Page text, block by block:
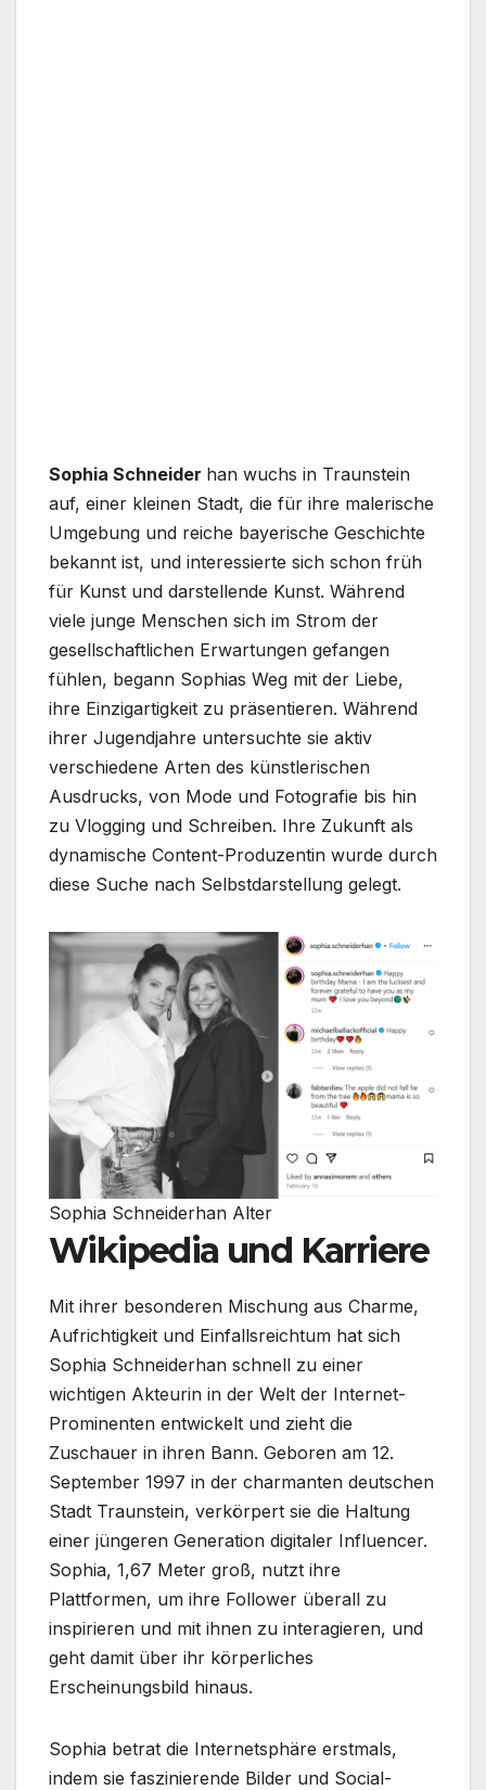
Sophia Schneider han wuchs in Traunstein
auf, einer kleinen Stadt, die für ihre malerische
Umgebung und reiche bayerische Geschichte
bekannt ist, und interessierte sich schon früh
für Kunst und darstellende Kunst. Während
viele junge Menschen sich im Strom der
gesellschaftlichen Erwartungen gefangen
fühlen, begann Sophias Weg mit der Liebe,
ihre Einzigartigkeit zu präsentieren. Während
ihrer Jugendjahre untersuchte sie aktiv
verschiedene Arten des künstlerischen
Ausdrucks, von Mode und Fotografie bis hin
zu Vlogging und Schreiben. Ihre Zukunft als
dynamische Content-Produzentin wurde durch
diese Suche nach Selbstdarstellung gelegt.
Sophia Schneiderhan Alter
Wikipedia und Karriere
Mit ihrer besonderen Mischung aus Charme,
Aufrichtigkeit und Einfallsreichtum hat sich
Sophia Schneiderhan schnell zu einer
wichtigen Akteurin in der Welt der Internet-
Prominenten entwickelt und zieht die
Zuschauer in ihren Bann. Geboren am 12.
September 1997 in der charmanten deutschen
Stadt Traunstein, verkörpert sie die Haltung
einer jüngeren Generation digitaler Influencer.
Sophia, 1,67 Meter groß, nutzt ihre
Plattformen, um ihre Follower überall zu
inspirieren und mit ihnen zu interagieren, und
geht damit über ihr körperliches
Erscheinungsbild hinaus.
Sophia betrat die Internetsphäre erstmals,
indem sie faszinierende Bilder und Social-